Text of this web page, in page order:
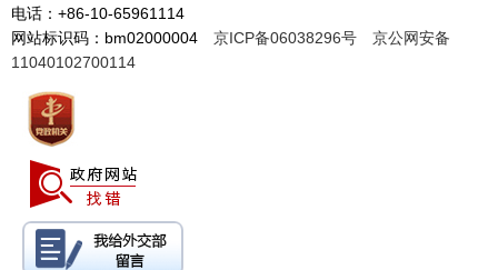
电话：+86-10-65961114
网站标识码：bm02000004 京ICP备06038296号
京公网安备
11040102700114